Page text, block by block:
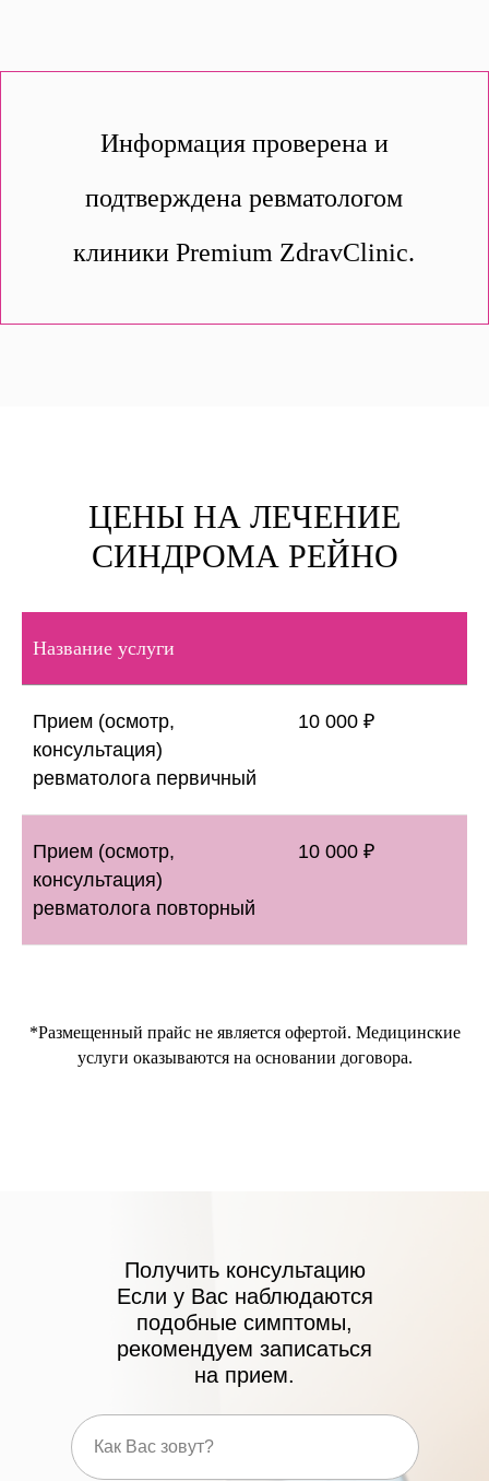
Информация проверена и
подтверждена ревматологом
клиники Premium ZdravClinic.
ЦЕНЫ НА ЛЕЧЕНИЕ
СИНДРОМА РЕЙНО
Название услуги
Прием (осмотр,
консультация)
ревматолога первичный
10 000 ₽
Прием (осмотр,
консультация)
ревматолога повторный
10 000 ₽
*Размещенный прайс не является офертой. Медицинские
услуги оказываются на основании договора.
Получить консультацию
Если у Вас наблюдаются
подобные симптомы,
рекомендуем записаться
на прием.
ЛИЦЕНЗИИ